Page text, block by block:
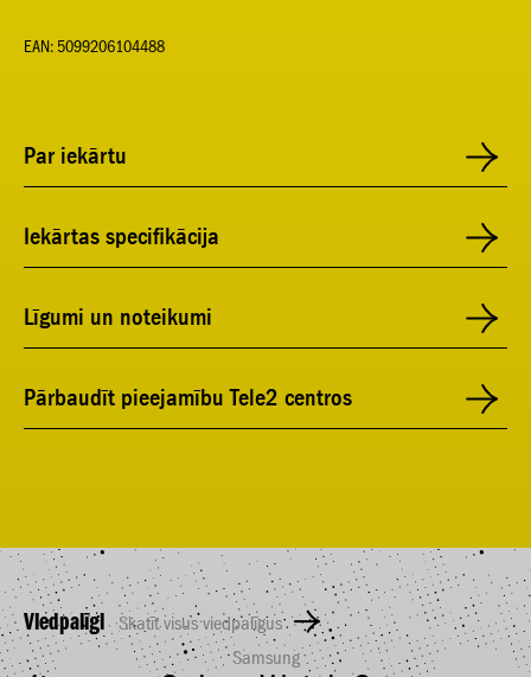
EAN: 5099206104488
Par iekārtu
Iekārtas specifikācija
Līgumi un noteikumi
Pārbaudīt pieejamību Tele2 centros
Viedpalīgi Skatīt visus viedpalīgus
Samsung